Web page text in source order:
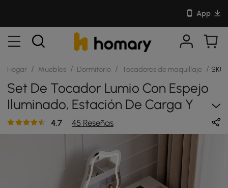
App
Hogar / Muebles / Dormitorio / Tocadores de maquillaje /
Set De Tocador Lumio Con Espejo
Iluminado, Estación De Carga Y
Almacenamiento De Joyas
4.7 45 Reseñas